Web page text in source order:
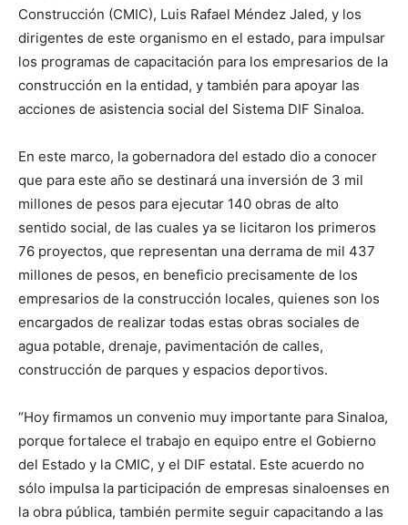
Construcción (CMIC), Luis Rafael Méndez Jaled, y los
dirigentes de este organismo en el estado, para impulsar
los programas de capacitación para los empresarios de la
construcción en la entidad, y también para apoyar las
acciones de asistencia social del Sistema DIF Sinaloa.
En este marco, la gobernadora del estado dio a conocer
que para este año se destinará una inversión de 3 mil
millones de pesos para ejecutar 140 obras de alto
sentido social, de las cuales ya se licitaron los primeros
76 proyectos, que representan una derrama de mil 437
millones de pesos, en beneficio precisamente de los
empresarios de la construcción locales, quienes son los
encargados de realizar todas estas obras sociales de
agua potable, drenaje, pavimentación de calles,
construcción de parques y espacios deportivos.
“Hoy firmamos un convenio muy importante para Sinaloa,
porque fortalece el trabajo en equipo entre el Gobierno
del Estado y la CMIC, y el DIF estatal. Este acuerdo no
sólo impulsa la participación de empresas sinaloenses en
la obra pública, también permite seguir capacitando a las